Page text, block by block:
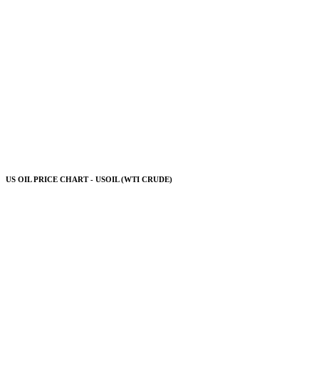
US OIL PRICE CHART - USOIL (WTI CRUDE)